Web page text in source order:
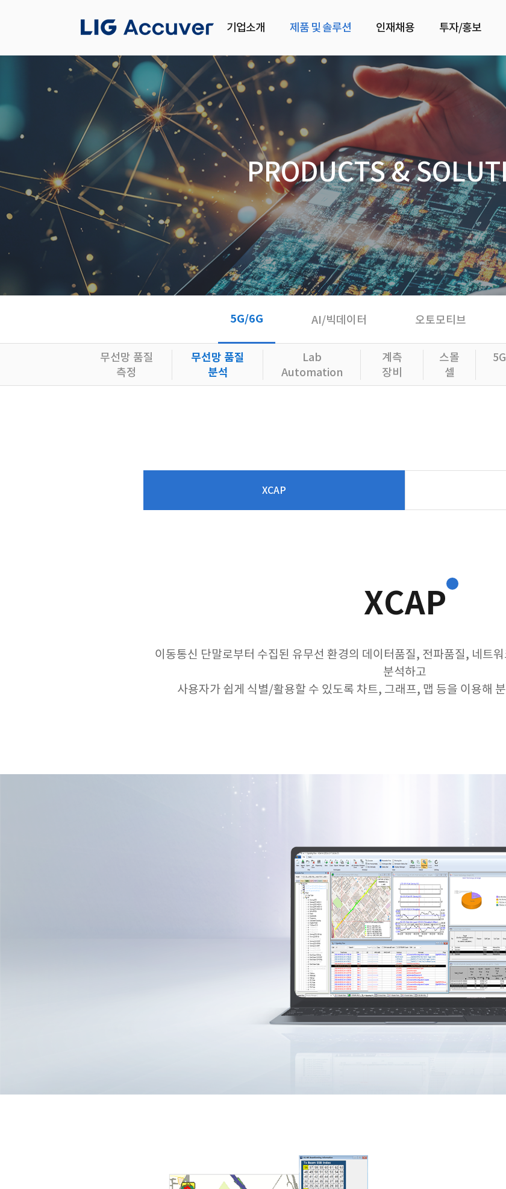
기업소개 제품 및 솔루션 인재채용 투자/홍보
PRODUCTS &
5G/6G AI/빅데이터 오토모티브
무선망 품질
측정
무선망 품질
분석
Lab
Automation
계측
장비
스몰
셀
XCAP
XCAP
이동통신 단말로부터 수집된 유무선 환경의 데이터품질, 전파품질, 네트
분석하고
사용자가 쉽게 식별/활용할 수 있도록 차트, 그래프, 맵 등을 이용해